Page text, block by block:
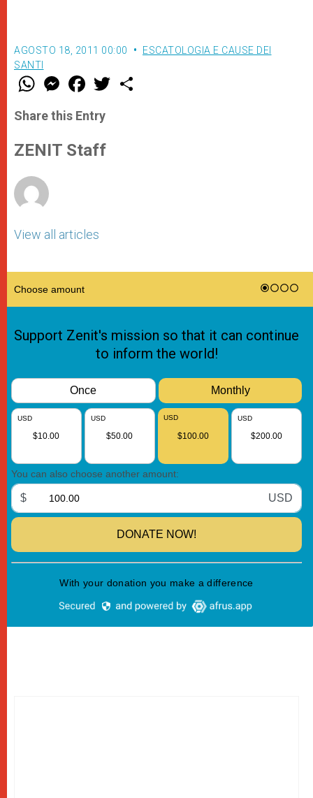
AGOSTO 18, 2011 00:00
ESCATOLOGIA E CAUSE DEI
SANTI
W
t
s
p
p
M
e
s
e
g
e
F
a
e
b
o
k
w
Share this Entry
ZENIT Staff
View all articles